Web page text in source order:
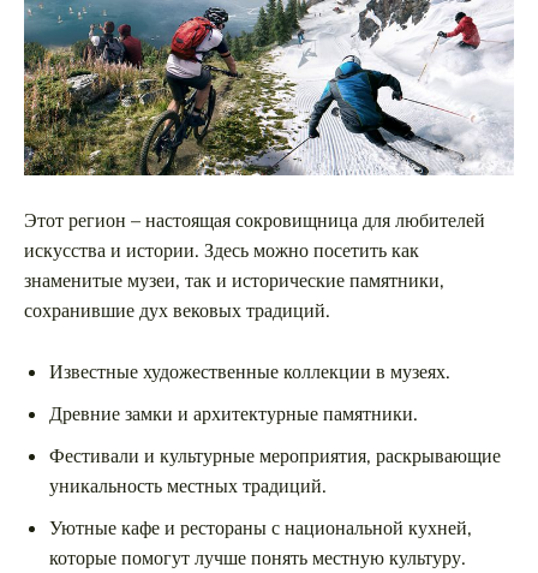
Этот регион – настоящая сокровищница для любителей
искусства и истории. Здесь можно посетить как
знаменитые музеи, так и исторические памятники,
сохранившие дух вековых традиций.
Известные художественные коллекции в музеях.
Древние замки и архитектурные памятники.
Фестивали и культурные мероприятия, раскрывающие
уникальность местных традиций.
Уютные кафе и рестораны с национальной кухней,
которые помогут лучше понять местную культуру.